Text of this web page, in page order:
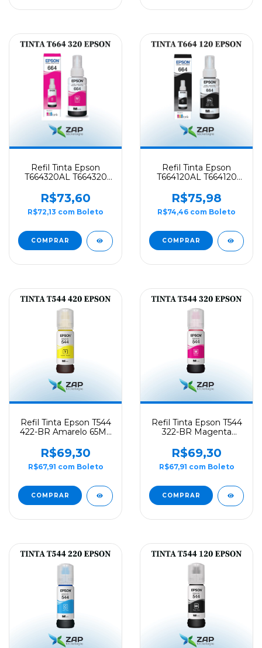
Refil Tinta Epson
T664320AL T664320
Originall
R$73,60
R$72,13 com Boleto
Refil Tinta Epson
T664120AL T664120
Originall
R$75,98
R$74,46 com Boleto
Refil Tinta Epson T544
422-BR Amarelo 65ML
R$69,30
R$67,91 com Boleto
Refil Tinta Epson T544
322-BR Magenta
R$69,30
R$67,91 com Boleto